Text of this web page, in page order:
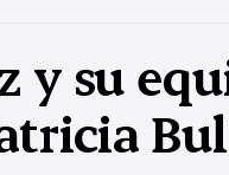
y su